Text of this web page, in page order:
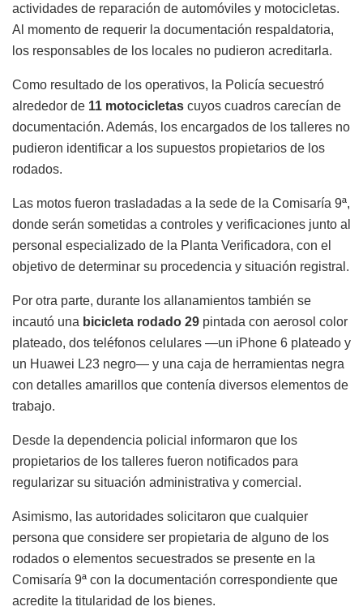
actividades de reparación de automóviles y motocicletas.
Al momento de requerir la documentación respaldatoria,
los responsables de los locales no pudieron acreditarla.
Como resultado de los operativos, la Policía secuestró
alrededor de 11 motocicletas cuyos cuadros carecían de
documentación. Además, los encargados de los talleres no
pudieron identificar a los supuestos propietarios de los
rodados.
Las motos fueron trasladadas a la sede de la Comisaría 9ª,
donde serán sometidas a controles y verificaciones junto al
personal especializado de la Planta Verificadora, con el
objetivo de determinar su procedencia y situación registral.
Por otra parte, durante los allanamientos también se
incautó una bicicleta rodado 29 pintada con aerosol color
plateado, dos teléfonos celulares —un iPhone 6 plateado y
un Huawei L23 negro— y una caja de herramientas negra
con detalles amarillos que contenía diversos elementos de
trabajo.
Desde la dependencia policial informaron que los
propietarios de los talleres fueron notificados para
regularizar su situación administrativa y comercial.
Asimismo, las autoridades solicitaron que cualquier
persona que considere ser propietaria de alguno de los
rodados o elementos secuestrados se presente en la
Comisaría 9ª con la documentación correspondiente que
acredite la titularidad de los bienes.